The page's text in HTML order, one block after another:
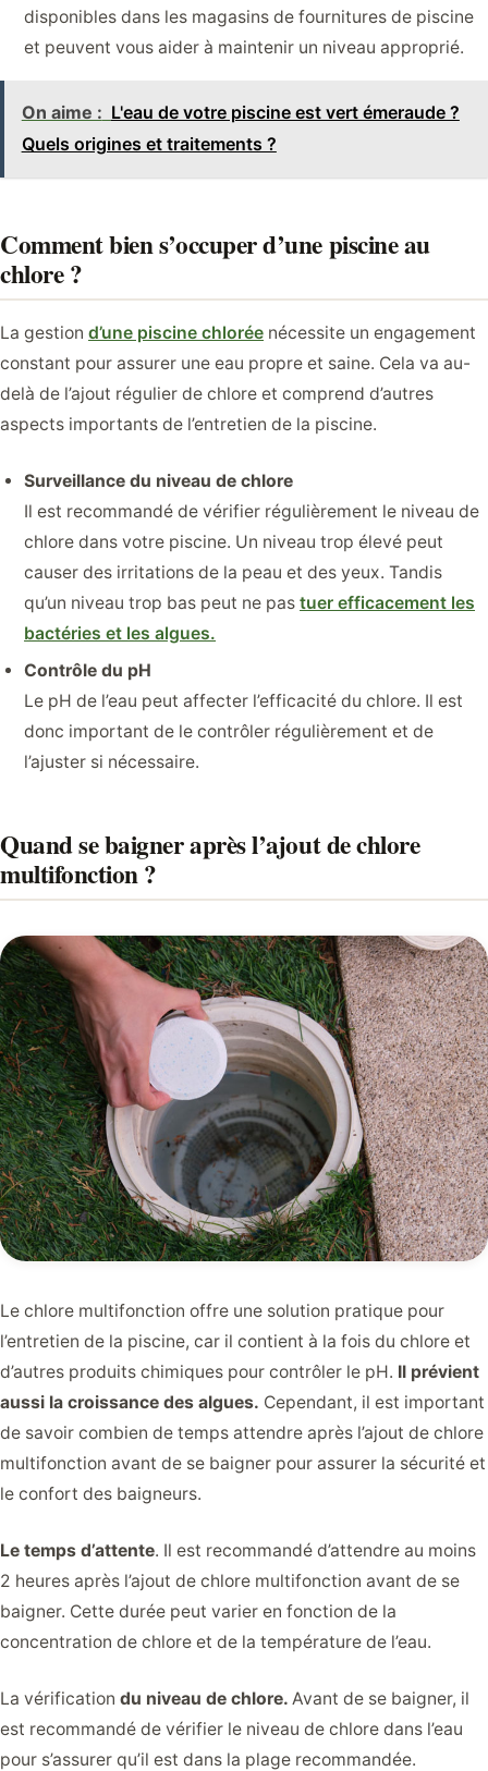
disponibles dans les magasins de fournitures de piscine
et peuvent vous aider à maintenir un niveau approprié.
On aime : L'eau de votre piscine est vert émeraude ?
Quels origines et traitements ?
Comment bien s’occuper d’une piscine au
chlore ?
La gestion d’une piscine chlorée nécessite un engagement
constant pour assurer une eau propre et saine. Cela va au-
delà de l’ajout régulier de chlore et comprend d’autres
aspects importants de l’entretien de la piscine.
Surveillance du niveau de chlore
Il est recommandé de vérifier régulièrement le niveau de
chlore dans votre piscine. Un niveau trop élevé peut
causer des irritations de la peau et des yeux. Tandis
qu’un niveau trop bas peut ne pastuer efficacement les
bactéries et les algues.
Contrôle du pH
Le pH de l’eau peut affecter l’efficacité du chlore. Il est
donc important de le contrôler régulièrement et de
l’ajuster si nécessaire.
Quand se baigner après l’ajout de chlore
multifonction ?
Le chlore multifonction offre une solution pratique pour
l’entretien de la piscine, car il contient à la fois du chlore et
d’autres produits chimiques pour contrôler le pH. Il prévient
aussi la croissance des algues. Cependant, il est important
de savoir combien de temps attendre après l’ajout de chlore
multifonction avant de se baigner pour assurer la sécurité et
le confort des baigneurs.
Le temps d’attente. Il est recommandé d’attendre au moins
2 heures après l’ajout de chlore multifonction avant de se
baigner. Cette durée peut varier en fonction de la
concentration de chlore et de la température de l’eau.
La vérification du niveau de chlore. Avant de se baigner, il
est recommandé de vérifier le niveau de chlore dans l’eau
pour s’assurer qu’il est dans la plage recommandée.